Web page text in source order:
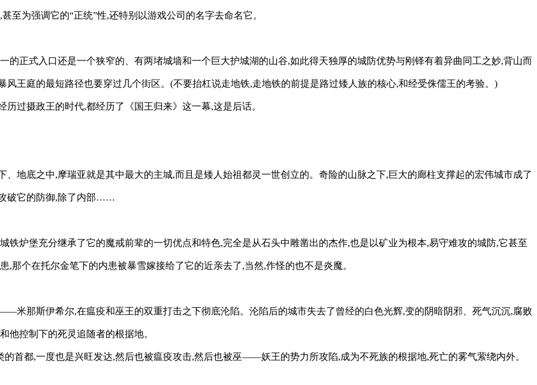
至为强调它的“正统”性,还特别以游戏公司的名字去命名它。
的正式入口还是一个狭窄的、有两堵城墙和一个巨大护城湖的山谷,如此得天独厚的城防优势与刚铎有着异曲同工之妙,背山而
王庭的最短路径也要穿过几个街区。(不要抬杠说走地铁,走地铁的前提是路过矮人族的核心,和经受侏儒王的考验。)
过摄政王的时代,都经历了《国王归来》这一幕,这是后话。
地底之中,摩瑞亚就是其中最大的主城,而且是矮人始祖都灵一世创立的。奇险的山脉之下,巨大的廊柱支撑起的宏伟城市成了
破它的防御,除了内部……
铁炉堡充分继承了它的魔戒前辈的一切优点和特色,完全是从石头中雕凿出的杰作,也是以矿业为根本,易守难攻的城防,它甚至
那个在托尔金笔下的内患被暴雪嫁接给了它的近亲去了,当然,作怪的也不是炎魔。
米那斯伊希尔,在瘟疫和巫王的双重打击之下彻底沦陷。沦陷后的城市失去了曾经的白色光辉,变的阴暗阴邪、死气沉沉,腐败
他控制下的死灵追随者的根据地。
首都,一度也是兴旺发达,然后也被瘟疫攻击,然后也被巫——妖王的势力所攻陷,成为不死族的根据地,死亡的雾气萦绕内外。